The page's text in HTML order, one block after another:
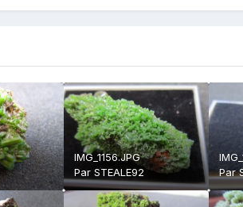
IMG_1156.JPG
Par STEALE92
Par